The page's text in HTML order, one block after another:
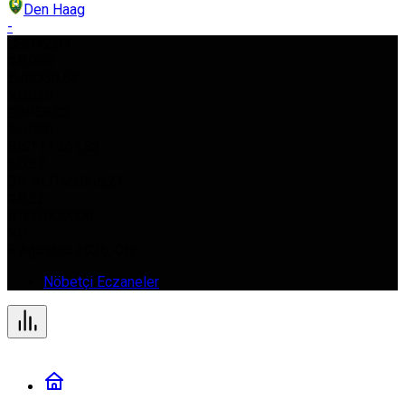
Den Haag
-
Nöbetçi Eczaneler